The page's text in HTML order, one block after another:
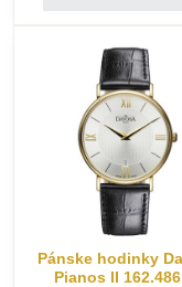
Pánske hodinky
Pianos II